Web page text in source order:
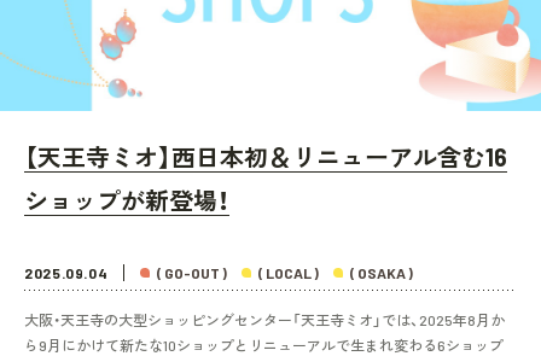
【天王寺ミオ】西日本初＆リニューアル含む16
ショップが新登場！
2025.09.04 ( GO-OUT ) ( LOCAL ) ( OSAKA )
大阪・天王寺の大型ショッピングセンター「天王寺ミオ」では、2025年8月か
ら9月にかけて新たな10ショップとリニューアルで生まれ変わる6ショップ